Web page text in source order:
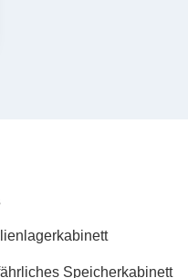
Speicherkabinett